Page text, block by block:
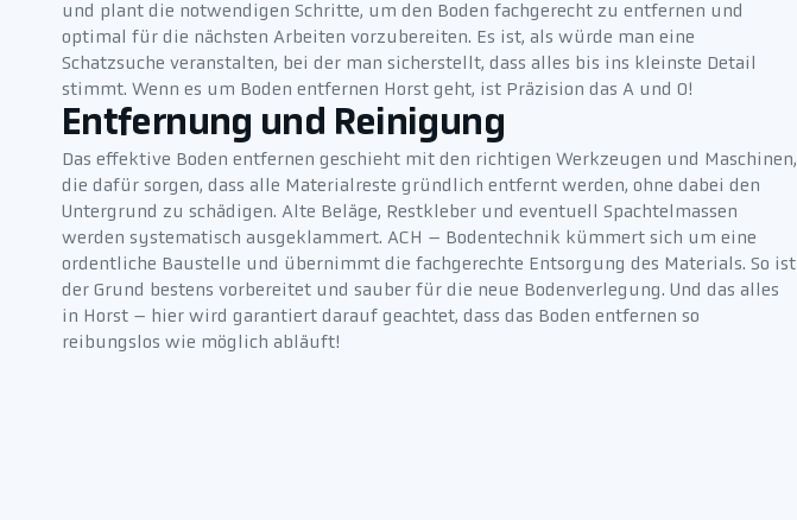
und plant die notwendigen Schritte, um den Boden fachgerecht zu entfernen und
optimal für die nächsten Arbeiten vorzubereiten. Es ist, als würde man eine
Schatzsuche veranstalten, bei der man sicherstellt, dass alles bis ins kleinste Detail
stimmt. Wenn es um Boden entfernen Horst geht, ist Präzision das A und O!
Entfernung und Reinigung
Das effektive Boden entfernen geschieht mit den richtigen Werkzeugen und Maschinen,
die dafür sorgen, dass alle Materialreste gründlich entfernt werden, ohne dabei den
Untergrund zu schädigen. Alte Beläge, Restkleber und eventuell Spachtelmassen
werden systematisch ausgeklammert. ACH – Bodentechnik kümmert sich um eine
ordentliche Baustelle und übernimmt die fachgerechte Entsorgung des Materials. So ist
der Grund bestens vorbereitet und sauber für die neue Bodenverlegung. Und das alles
in Horst – hier wird garantiert darauf geachtet, dass das Boden entfernen so
reibungslos wie möglich abläuft!